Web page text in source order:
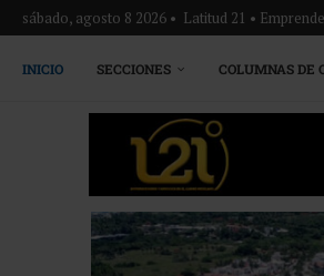
sábado, agosto 8 2026 • Latitud 21 •
INICIO SECCIONES COLUMNAS DE